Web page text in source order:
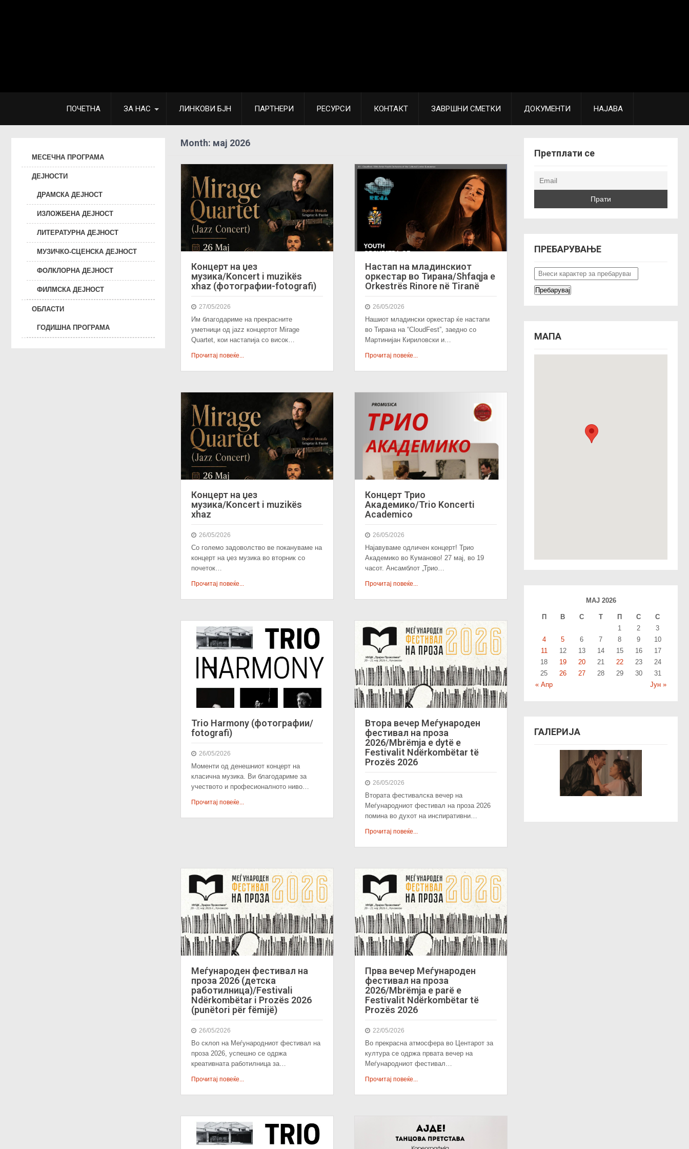
ПОЧЕТНА ЗА НАС ЛИНКОВИ БЈН ПАРТНЕРИ РЕСУРСИ КОНТАКТ ЗАВРШНИ СМЕТКИ ДОКУМЕНТИ НАЈАВА
МЕСЕЧНА ПРОГРАМА
ДЕЈНОСТИ
ДРАМСКА ДЕЈНОСТ
ИЗЛОЖБЕНА ДЕЈНОСТ
ЛИТЕРАТУРНА ДЕЈНОСТ
МУЗИЧКО-СЦЕНСКА ДЕЈНОСТ
ФОЛКЛОРНА ДЕЈНОСТ
ФИЛМСКА ДЕЈНОСТ
ОБЛАСТИ
ГОДИШНА ПРОГРАМА
Month: мај 2026
Концерт на џез
музика/Koncert i muzikës
xhaz (фотографии-fotografi)
27/05/2026
Им благодариме на прекрасните
уметници од jazz концертот Mirage
Quartet, кои настапија со висок…
Прочитај повеќе...
Настап на младинскиот
оркестар во Тирана/Shfaqja e
Orkestrës Rinore në Tiranë
26/05/2026
Нашиот младински оркестар ќе настапи
во Тирана на “CloudFest”, заедно со
Мартинијан Кириловски и…
Прочитај повеќе...
Концерт на џез
музика/Koncert i muzikës
xhaz
26/05/2026
Со големо задоволство ве покануваме на
концерт на џез музика во вторник со
почеток…
Прочитај повеќе...
Концерт Трио
Академико/Trio Koncerti
Academico
26/05/2026
Најавуваме одличен концерт! Трио
Академико во Куманово! 27 мај, во 19
часот. Ансамблот „Трио…
Прочитај повеќе...
Trio Harmony (фотографии/
fotografi)
26/05/2026
Моменти од денешниот концерт на
класична музика. Ви благодариме за
учеството и професионалното ниво…
Прочитај повеќе...
Втора вечер Меѓународен
фестивал на проза
2026/Mbrëmja e dytë e
Festivalit Ndërkombëtar të
Prozës 2026
26/05/2026
Втората фестивалска вечер на
Меѓународниот фестивал на проза 2026
помина во духот на инспиративни…
Прочитај повеќе...
Меѓународен фестивал на
проза 2026 (детска
работилница)/Festivali
Ndërkombëtar i Prozës 2026
(punëtori për fëmijë)
26/05/2026
Во склоп на Меѓународниот фестивал на
проза 2026, успешно се одржа
креативната работилница за…
Прочитај повеќе...
Прва вечер Меѓународен
фестивал на проза
2026/Mbrëmja e parë e
Festivalit Ndërkombëtar të
Prozës 2026
22/05/2026
Во прекрасна атмосфера во Центарот за
култура се одржа првата вечер на
Меѓународниот фестивал…
Прочитај повеќе...
Претплати се
ПРЕБАРУВАЊЕ
МАПА
МАЈ 2026
П В С T П С С
« Апр Јун »
1 2
3
4
5 6 7 8 9
10
11
12 13 14 15 16
17
18
19 20 21 22 23
24
25
26 27 28 29 30 31
ГАЛЕРИЈА